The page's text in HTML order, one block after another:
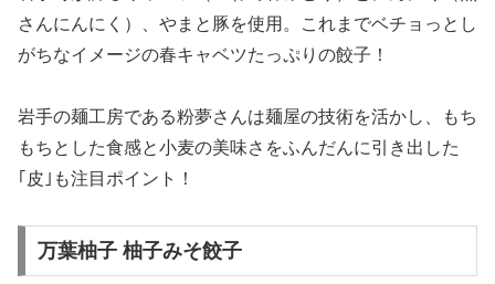
さんにんにく）、やまと豚を使用。これまでベチョっとし
がちなイメージの春キャベツたっぷりの餃子！
岩手の麺工房である粉夢さんは麺屋の技術を活かし、もち
もちとした食感と小麦の美味さをふんだんに引き出した
｢皮｣も注目ポイント！
万葉柚子 柚子みそ餃子